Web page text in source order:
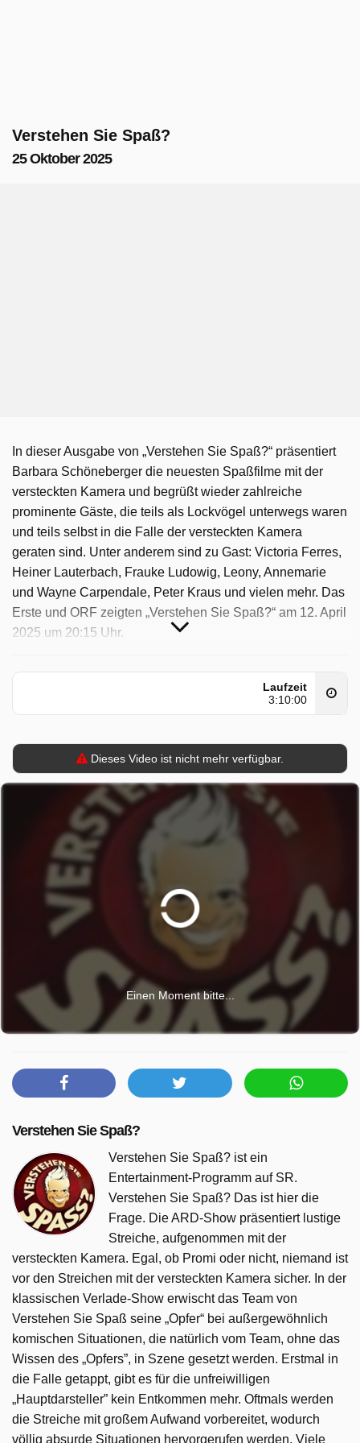
Verstehen Sie Spaß?
25 Oktober 2025
In dieser Ausgabe von „Verstehen Sie Spaß?“ präsentiert
Barbara Schöneberger die neuesten Spaßfilme mit der
versteckten Kamera und begrüßt wieder zahlreiche
prominente Gäste, die teils als Lockvögel unterwegs waren
und teils selbst in die Falle der versteckten Kamera
geraten sind. Unter anderem sind zu Gast: Victoria Ferres,
Heiner Lauterbach, Frauke Ludowig, Leony, Annemarie
und Wayne Carpendale, Peter Kraus und vielen mehr. Das
Erste und ORF zeigten „Verstehen Sie Spaß?“ am 12. April
2025 um 20:15 Uhr.
Laufzeit
3:10:00
Dieses Video ist nicht mehr verfügbar.
Einen Moment bitte...
Verstehen Sie Spaß?
Verstehen Sie Spaß? ist ein
Entertainment-Programm auf SR.
Verstehen Sie Spaß? Das ist hier die
Frage. Die ARD-Show präsentiert lustige
Streiche, aufgenommen mit der
versteckten Kamera. Egal, ob Promi oder nicht, niemand ist
vor den Streichen mit der versteckten Kamera sicher. In der
klassischen Verlade-Show erwischt das Team von
Verstehen Sie Spaß seine „Opfer“ bei außergewöhnlich
komischen Situationen, die natürlich vom Team, ohne das
Wissen des „Opfers”, in Szene gesetzt werden. Erstmal in
die Falle getappt, gibt es für die unfreiwilligen
„Hauptdarsteller” kein Entkommen mehr. Oftmals werden
die Streiche mit großem Aufwand vorbereitet, wodurch
völlig absurde Situationen hervorgerufen werden. Viele